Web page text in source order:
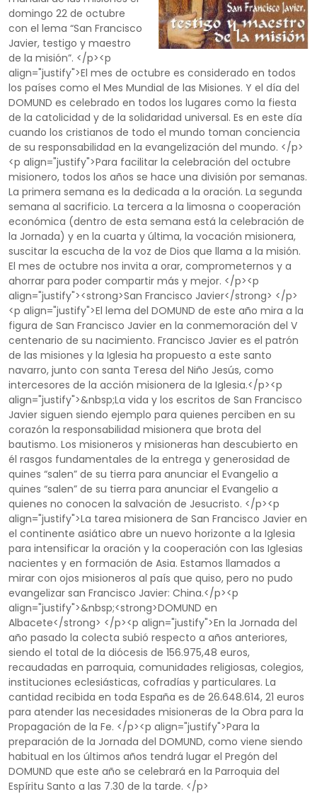
domingo 22 de octubre
con el lema “San Francisco
Javier, testigo y maestro
de la misión”. </p><p
align="justify">El mes de octubre es considerado en todos
los países como el Mes Mundial de las Misiones. Y el día del
DOMUND es celebrado en todos los lugares como la fiesta
de la catolicidad y de la solidaridad universal. Es en este día
cuando los cristianos de todo el mundo toman conciencia
de su responsabilidad en la evangelización del mundo. </p>
<p align="justify">Para facilitar la celebración del octubre
misionero, todos los años se hace una división por semanas.
La primera semana es la dedicada a la oración. La segunda
semana al sacrificio. La tercera a la limosna o cooperación
económica (dentro de esta semana está la celebración de
la Jornada) y en la cuarta y última, la vocación misionera,
suscitar la escucha de la voz de Dios que llama a la misión.
El mes de octubre nos invita a orar, comprometernos y a
ahorrar para poder compartir más y mejor. </p><p
align="justify"><strong>San Francisco Javier</strong> </p>
<p align="justify">El lema del DOMUND de este año mira a la
figura de San Francisco Javier en la conmemoración del V
centenario de su nacimiento. Francisco Javier es el patrón
de las misiones y la Iglesia ha propuesto a este santo
navarro, junto con santa Teresa del Niño Jesús, como
intercesores de la acción misionera de la Iglesia.</p><p
align="justify">&nbsp;La vida y los escritos de San Francisco
Javier siguen siendo ejemplo para quienes perciben en su
corazón la responsabilidad misionera que brota del
bautismo. Los misioneros y misioneras han descubierto en
él rasgos fundamentales de la entrega y generosidad de
quines “salen” de su tierra para anunciar el Evangelio a
quines “salen” de su tierra para anunciar el Evangelio a
quienes no conocen la salvación de Jesucristo. </p><p
align="justify">La tarea misionera de San Francisco Javier en
el continente asiático abre un nuevo horizonte a la Iglesia
para intensificar la oración y la cooperación con las Iglesias
nacientes y en formación de Asia. Estamos llamados a
mirar con ojos misioneros al país que quiso, pero no pudo
evangelizar san Francisco Javier: China.</p><p
align="justify">&nbsp;<strong>DOMUND en
Albacete</strong> </p><p align="justify">En la Jornada del
año pasado la colecta subió respecto a años anteriores,
siendo el total de la diócesis de 156.975,48 euros,
recaudadas en parroquia, comunidades religiosas, colegios,
instituciones eclesiásticas, cofradías y particulares. La
cantidad recibida en toda España es de 26.648.614, 21 euros
para atender las necesidades misioneras de la Obra para la
Propagación de la Fe. </p><p align="justify">Para la
preparación de la Jornada del DOMUND, como viene siendo
habitual en los últimos años tendrá lugar el Pregón del
DOMUND que este año se celebrará en la Parroquia del
Espíritu Santo a las 7.30 de la tarde. </p>